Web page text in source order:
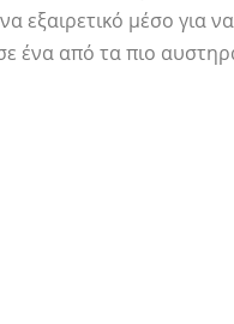
εξαιρετικό μέσο για
ένα από τα πιο